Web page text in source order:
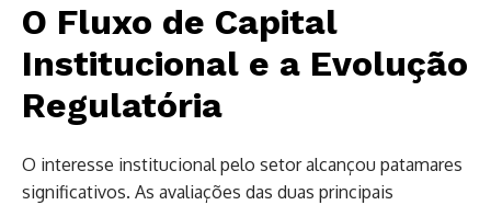
O Fluxo de Capital
Institucional e a Evolução
Regulatória
O interesse institucional pelo setor alcançou patamares
significativos. As avaliações das duas principais